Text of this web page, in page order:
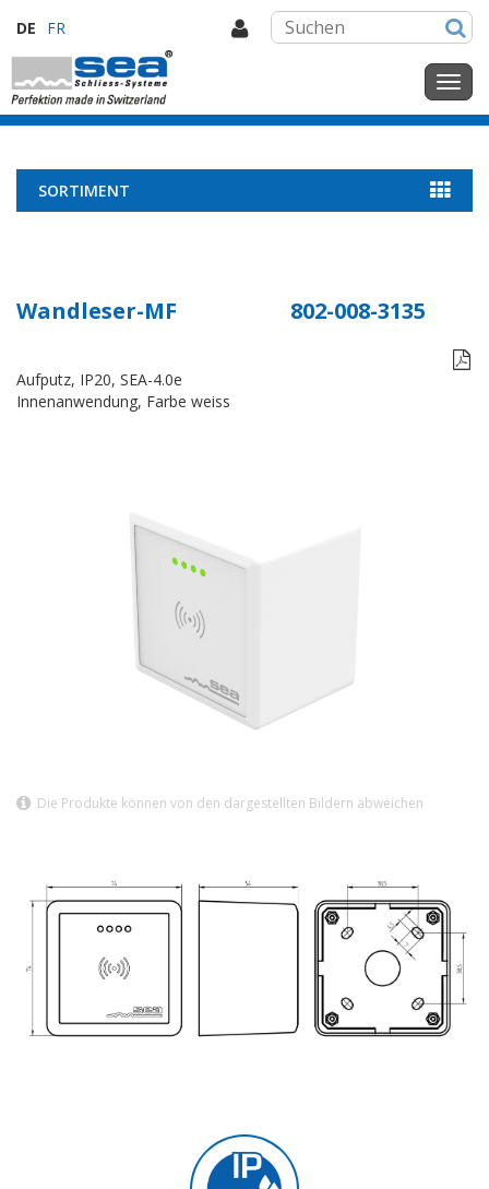
DE FR
SORTIMENT
Wandleser-MF 802-008-3135

Aufputz, IP20, SEA-4.0e
Innenanwendung, Farbe weiss
Die Produkte können von den dargestellten Bildern abweichen